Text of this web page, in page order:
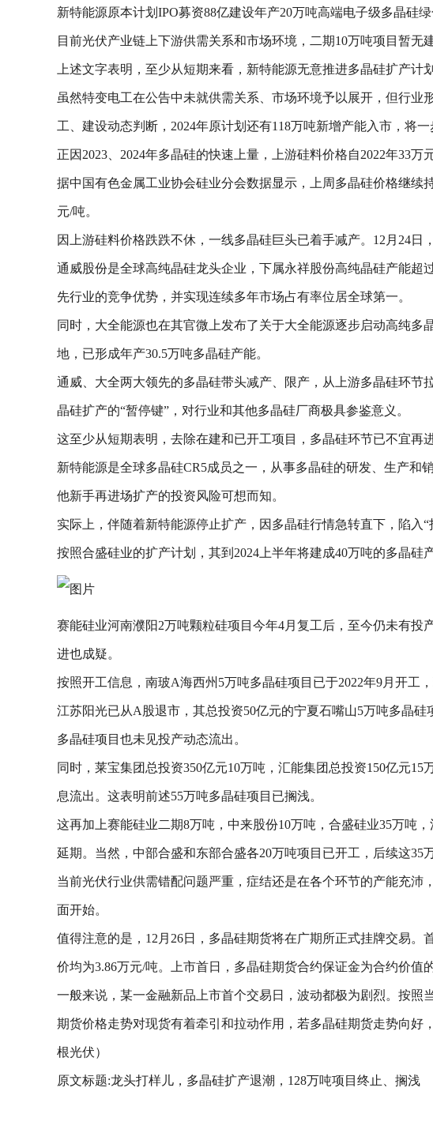
新特能源原本计划IPO募资88亿建设年产20万吨高端电子级多晶硅
目前光伏产业链上下游供需关系和市场环境，二期10万吨项目暂无
上述文字表明，至少从短期来看，新特能源无意推进多晶硅扩产
虽然特变电工在公告中未就供需关系、市场环境予以展开，但行
工、建设动态判断，2024年原计划还有118万吨新增产能入市，将一
正因2023、2024年多晶硅的快速上量，上游硅料价格自2022年33
据中国有色金属工业协会硅业分会数据显示，上周多晶硅价格继续
元/吨。
因上游硅料价格跌跌不休，一线多晶硅巨头已着手减产。12月24日
通威股份是全球高纯晶硅龙头企业，下属永祥股份高纯晶硅产能
先行业的竞争优势，并实现连续多年市场占有率位居全球第一。
同时，大全能源也在其官微上发布了关于大全能源逐步启动高纯
地，已形成年产30.5万吨多晶硅产能。
通威、大全两大领先的多晶硅带头减产、限产，从上游多晶硅环节
晶硅扩产的“暂停键”，对行业和其他多晶硅厂商极具参鉴意义。
这至少从短期表明，去除在建和已开工项目，多晶硅环节已不宜再
新特能源是全球多晶硅CR5成员之一，从事多晶硅的研发、生产和
他新手再进场扩产的投资风险可想而知。
实际上，伴随着新特能源停止扩产，因多晶硅行情急转直下，陷入
按照合盛硅业的扩产计划，其到2024上半年将建成40万吨的多晶硅
赛能硅业河南濮阳2万吨颗粒硅项目今年4月复工后，至今仍未有
进也成疑。
按照开工信息，南玻A海西州5万吨多晶硅项目已于2022年9月开工
江苏阳光已从A股退市，其总投资50亿元的宁夏石嘴山5万吨多晶
多晶硅项目也未见投产动态流出。
同时，莱宝集团总投资350亿元10万吨，汇能集团总投资150亿元
息流出。这表明前述55万吨多晶硅项目已搁浅。
这再加上赛能硅业二期8万吨，中来股份10万吨，合盛硅业35万吨
延期。当然，中部合盛和东部合盛各20万吨项目已开工，后续这35
当前光伏行业供需错配问题严重，症结还是在各个环节的产能充
面开始。
值得注意的是，12月26日，多晶硅期货将在广期所正式挂牌交易。
价均为3.86万元/吨。上市首日，多晶硅期货合约保证金为合约价值
一般来说，某一金融新品上市首个交易日，波动都极为剧烈。按照
期货价格走势对现货有着牵引和拉动作用，若多晶硅期货走势向
根光伏）
原文标题:龙头打样儿，多晶硅扩产退潮，128万吨项目终止、搁浅